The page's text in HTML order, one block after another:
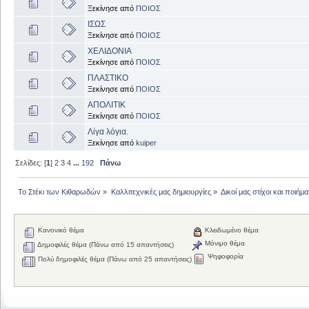
Ξεκίνησε από ΠΟΙΟΣ
ΙΣΩΣ
Ξεκίνησε από ΠΟΙΟΣ
ΧΕΛΙΔΟΝΙΑ
Ξεκίνησε από ΠΟΙΟΣ
ΠΛΑΣΤΙΚΟ
Ξεκίνησε από ΠΟΙΟΣ
ΑΠΟΛΙΤΙΚ
Ξεκίνησε από ΠΟΙΟΣ
Λίγα λόγια.
Ξεκίνησε από kuiper
Σελίδες: [1]2 3 4 ... 192 Πάνω
Το Στέκι των Κιθαρωδών » Καλλιτεχνικές μας δημιουργίες» Δικοί μας στίχοι και
Κανονικό θέμα
Δημοφιλές θέμα (Πάνω από 15 απαντήσεις)
Πολύ δημοφιλές θέμα (Πάνω από 25 απαντήσεις)
Κλειδωμένο θέμα
Μόνιμο θέμα
Ψηφοφορία